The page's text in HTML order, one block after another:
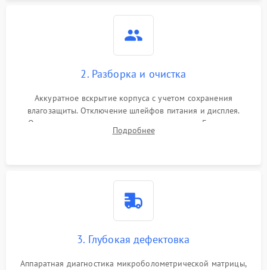
2. Разборка и очистка
Аккуратное вскрытие корпуса с учетом сохранения
влагозащиты. Отключение шлейфов питания и дисплея.
Очистка внутренних плат от окислов и пыли. Бережная
обработка германиевого объектива специализированными
Подробнее
3. Глубокая дефектовка
Аппаратная диагностика микроболометрической матрицы,